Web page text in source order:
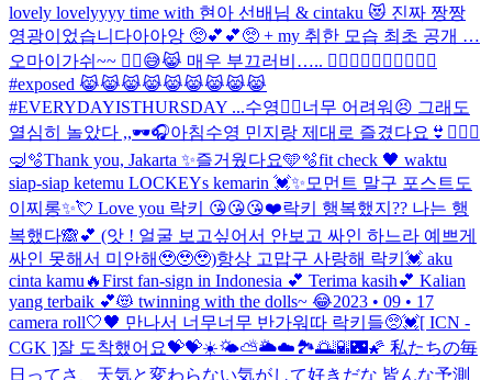
lovely lovelyyyy time with 현아 선배님 & cintaku 😻 진짜 짱짱
영광이었습니다아아앙 🥺💕💕🥺 + my 취한 모습 최초 공개 …
오마이가쉬~~ 😵‍💫😅😹 매우 부끄러비….. 😵‍💫😵‍💫😵‍💫🤪🤪🤪🤪
#exposed 😹😹😹😹😹😹😹😹😹
#EVERYDAYISTHURSDAY ...수영🏊‍♂️너무 어려워😣 그래도
열심히 놀았다 ,,🕶️🎧아침수영 민지랑 제대로 즐겼다요👙🏊🏻‍♀️
🤿🫧Thank you, Jakarta ✨즐거웠다요🩵🫧fit check 🖤 waktu
siap-siap ketemu LOCKEYs kemarin 💓✨ 모먼트 말구 포스트도
이찌롱✨💘 Love you 락키 😘😘😘❤️락키 행복했지?? 나는 행
복했다🙈💕 (앗 ! 얼굴 보고싶어서 안보고 싸인 하느라 예쁘게
싸인 못해서 미안해🥹🥹🥹)항상 고맙구 사랑해 락키💓 aku
cinta kamu🔥First fan-sign in Indonesia 💕 Terima kasih💕 Kalian
yang terbaik 💕😻 twinning with the dolls~ 😂2023 • 09 • 17
camera roll🤍🖤 만나서 너무너무 반가워따 락키들🥺💓[ ICN -
CGK ]잘 도착했어요💝💝☀️🌤️⛅️🌥️☁️🏞️🌅🌇🌃🌠 私たちの毎
日ってさ、天気と変わらない気がして好きだな 皆んな予測